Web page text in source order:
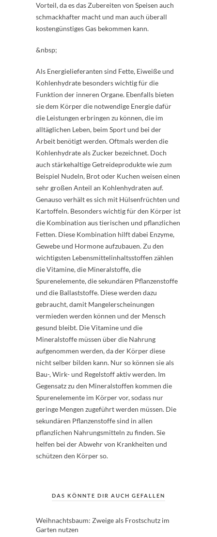
Vorteil, da es das Zubereiten von Speisen auch
schmackhafter macht und man auch überall
kostengünstiges Gas bekommen kann.
&nbsp;
Als Energielieferanten sind Fette, Eiweiße und
Kohlenhydrate besonders wichtig für die
Funktion der inneren Organe. Ebenfalls bieten
sie dem Körper die notwendige Energie dafür
die Leistungen erbringen zu können, die im
alltäglichen Leben, beim Sport und bei der
Arbeit benötigt werden. Oftmals werden die
Kohlenhydrate als Zucker bezeichnet. Doch
auch stärkehaltige Getreideprodukte wie zum
Beispiel Nudeln, Brot oder Kuchen weisen einen
sehr großen Anteil an Kohlenhydraten auf.
Genauso verhält es sich mit Hülsenfrüchten und
Kartoffeln. Besonders wichtig für den Körper ist
die Kombination aus tierischen und pflanzlichen
Fetten. Diese Kombination hilft dabei Enzyme,
Gewebe und Hormone aufzubauen. Zu den
wichtigsten Lebensmittelinhaltsstoffen zählen
die Vitamine, die Mineralstoffe, die
Spurenelemente, die sekundären Pflanzenstoffe
und die Ballaststoffe. Diese werden dazu
gebraucht, damit Mangelerscheinungen
vermieden werden können und der Mensch
gesund bleibt. Die Vitamine und die
Mineralstoffe müssen über die Nahrung
aufgenommen werden, da der Körper diese
nicht selber bilden kann. Nur so können sie als
Bau-, Wirk- und Regelstoff aktiv werden. Im
Gegensatz zu den Mineralstoffen kommen die
Spurenelemente im Körper vor, sodass nur
geringe Mengen zugeführt werden müssen. Die
sekundären Pflanzenstoffe sind in allen
pflanzlichen Nahrungsmitteln zu finden. Sie
helfen bei der Abwehr von Krankheiten und
schützen den Körper so.
DAS KÖNNTE DIR AUCH GEFALLEN
Weihnachtsbaum: Zweige als Frostschutz im
Garten nutzen